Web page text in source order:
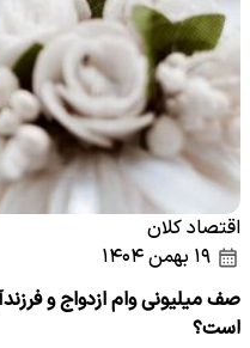
اقتصاد کلان
صف میلیونی وام ازدواج و
است؟